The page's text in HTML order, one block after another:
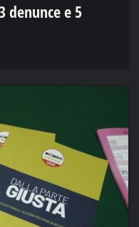
denunce e 5